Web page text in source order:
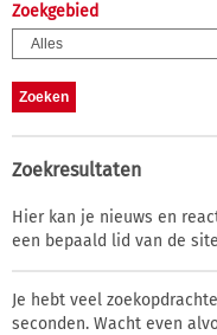
Zoekgebied
Zoekresultaten
Hier kan je nieuws en
een bepaald lid van de
Je hebt veel
seconden. Wacht even